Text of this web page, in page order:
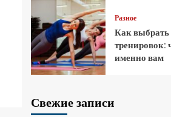
Разное
Как
тренировок:
именно вам
Свежие записи